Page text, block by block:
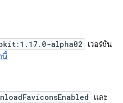
alpha02 เวอร์ชัน
นี้
และ